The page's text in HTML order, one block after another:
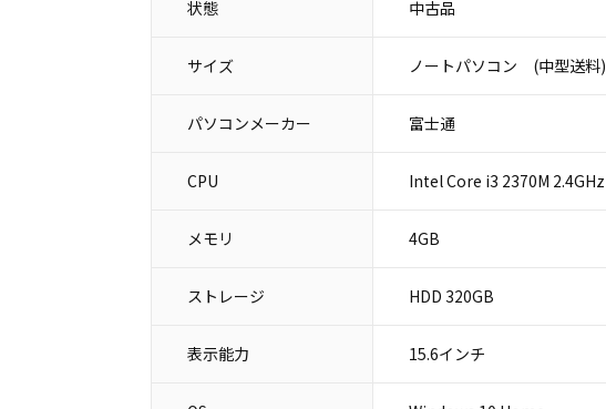
状態 中古品
サイズ ノートパソコン (中型送料)
パソコンメーカー 富士通
CPU Intel Core i3 2370M 2.4GHz
メモリ 4GB
ストレージ HDD 320GB
表示能力 15.6インチ